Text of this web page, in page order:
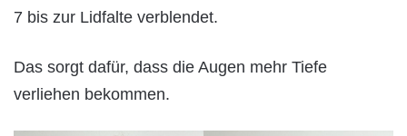
7 bis zur Lidfalte verblendet.
Das sorgt dafür, dass die Augen mehr Tiefe
verliehen bekommen.